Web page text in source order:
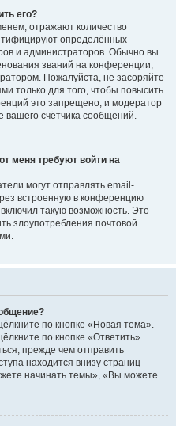
его?
отражают количество
определённых
и администраторов. Обычно вы
званий на конференции,
Пожалуйста, не засоряйте
только для того, чтобы повысить
это запрещено, и модератор
вашего счётчика сообщений.
меня требуют войти на
могут отправлять email-
встроенную в конференцию
такую возможность. Это
злоупотребления почтовой
по кнопке «Новая тема».
по кнопке «Ответить».
прежде чем отправить
находится внизу страниц
начинать темы», «Вы можете